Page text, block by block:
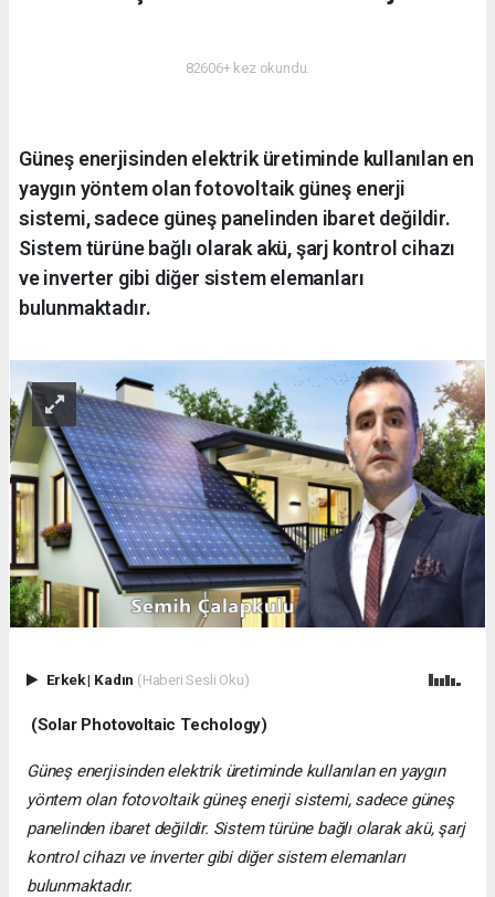
82606+ kez okundu.
Güneş enerjisinden elektrik üretiminde kullanılan en
yaygın yöntem olan fotovoltaik güneş enerji
sistemi, sadece güneş panelinden ibaret değildir.
Sistem türüne bağlı olarak akü, şarj kontrol cihazı
ve inverter gibi diğer sistem elemanları
bulunmaktadır.
Erkek| Kadın (Haberi Sesli Oku)
(Solar Photovoltaic Techology)
Güneş enerjisinden elektrik üretiminde kullanılan en yaygın
yöntem olan fotovoltaik güneş enerji sistemi, sadece güneş
panelinden ibaret değildir. Sistem türüne bağlı olarak akü, şarj
kontrol cihazı ve inverter gibi diğer sistem elemanları
bulunmaktadır.